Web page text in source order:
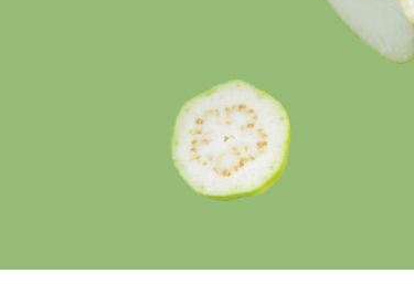
Flex Pain - ফ্লেক্স পেইন
1,400.00৳